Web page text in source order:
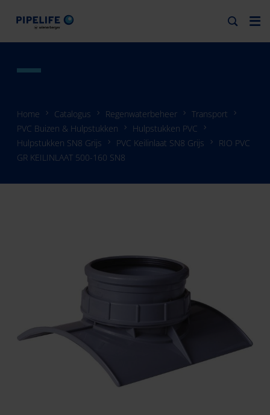
Home Catalogus Regenwaterbeheer
Transport
PVC Buizen & Hulpstukken
Hulpstukken PVC
Hulpstukken SN8 Grijs
PVC Keilinlaat SN8 Grijs
RIO PVC
GR KEILINLAAT 500-160 SN8